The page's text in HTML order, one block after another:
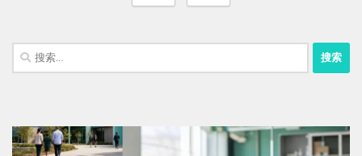
搜
索：